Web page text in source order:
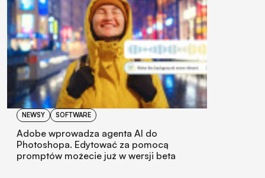
NEWSY SOFTWARE
Adobe wprowadza agenta AI do
Photoshopa. Edytować za pomocą
promptów możecie już w wersji beta